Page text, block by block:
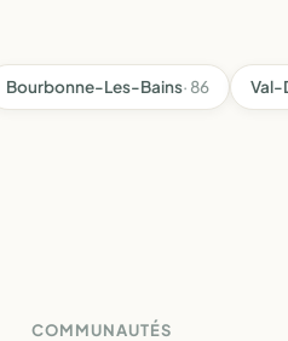
Bourbonne-Les-Bains· 86 Val-
COMMUNAUTÉS